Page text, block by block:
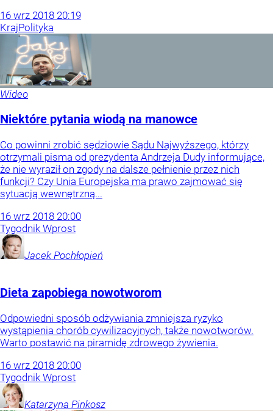
16 wrz 2018 20:19
KrajPolityka
Wideo
Niektóre pytania wiodą na manowce
Co powinni zrobić sędziowie Sądu Najwyższego, którzy
otrzymali pisma od prezydenta Andrzeja Dudy informujące,
że nie wyraził on zgody na dalsze pełnienie przez nich
funkcji? Czy Unia Europejska ma prawo zajmować się
sytuacją wewnętrzną...
16 wrz 2018 20:00
Tygodnik Wprost
Jacek Pochłopień
Dieta zapobiega nowotworom
Odpowiedni sposób odżywiania zmniejsza ryzyko
wystąpienia chorób cywilizacyjnych, także nowotworów.
Warto postawić na piramidę zdrowego żywienia.
16 wrz 2018 20:00
Tygodnik Wprost
Katarzyna Pinkosz